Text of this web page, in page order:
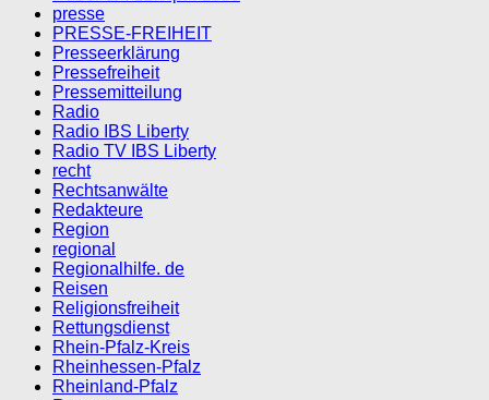
presse
PRESSE-FREIHEIT
Presseerklärung
Pressefreiheit
Pressemitteilung
Radio
Radio IBS Liberty
Radio TV IBS Liberty
recht
Rechtsanwälte
Redakteure
Region
regional
Regionalhilfe. de
Reisen
Religionsfreiheit
Rettungsdienst
Rhein-Pfalz-Kreis
Rheinhessen-Pfalz
Rheinland-Pfalz